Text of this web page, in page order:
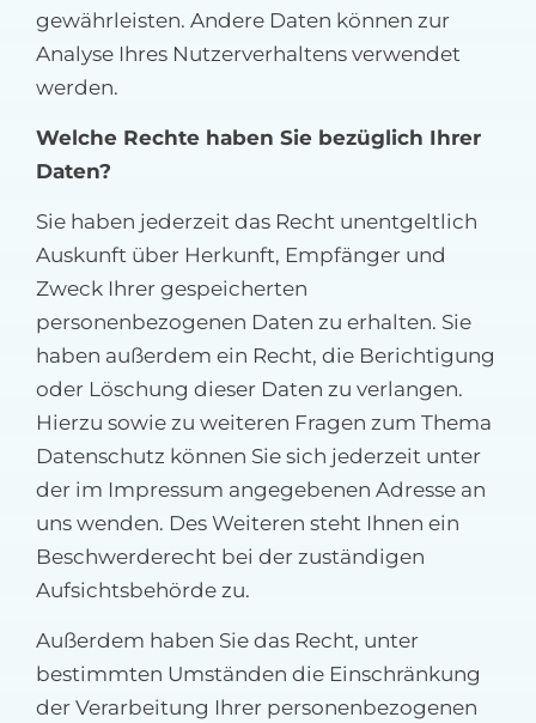
gewährleisten. Andere Daten können zur
Analyse Ihres Nutzerverhaltens verwendet
werden.
Welche Rechte haben Sie bezüglich Ihrer
Daten?
Sie haben jederzeit das Recht unentgeltlich
Auskunft über Herkunft, Empfänger und
Zweck Ihrer gespeicherten
personenbezogenen Daten zu erhalten. Sie
haben außerdem ein Recht, die Berichtigung
oder Löschung dieser Daten zu verlangen.
Hierzu sowie zu weiteren Fragen zum Thema
Datenschutz können Sie sich jederzeit unter
der im Impressum angegebenen Adresse an
uns wenden. Des Weiteren steht Ihnen ein
Beschwerderecht bei der zuständigen
Aufsichtsbehörde zu.
Außerdem haben Sie das Recht, unter
bestimmten Umständen die Einschränkung
der Verarbeitung Ihrer personenbezogenen